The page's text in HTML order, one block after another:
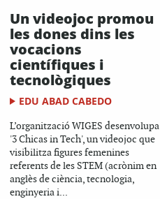
Un videojoc promou
les dones dins les
vocacions
científiques i
tecnològiques
EDU ABAD CABEDO
L’organització WIGES desenvolupa
'3 Chicas in Tech', un videojoc que
visibilitza figures femenines
referents de les STEM (acrònim en
anglès de ciència, tecnologia,
enginyeria i...